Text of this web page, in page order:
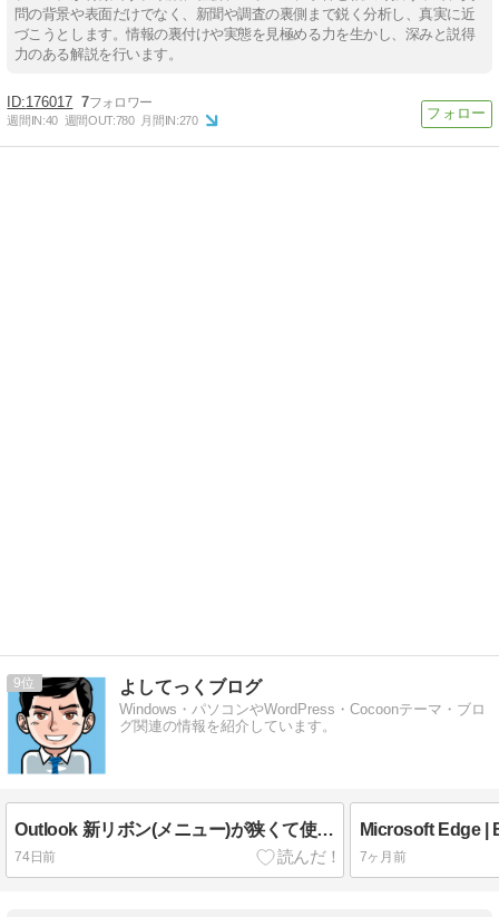
問の背景や表面だけでなく、新聞や調査の裏側まで鋭く分析し、真実に近
づこうとします。情報の裏付けや実態を見極める力を生かし、深みと説得
力のある解説を行います。
176017 7
週間IN:40 週間OUT:780 月間IN:270
9 よしてっくブログ
Windows・パソコンやWordPress・Cocoonテーマ・ブロ
グ関連の情報を紹介しています。
Outlook 新リボン(メニュー)が狭くて使いにくい｜広いクラシックリボンに戻す方法
74日前 7ヶ月前